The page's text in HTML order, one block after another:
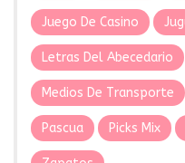
Juego De Casino
Letras Del Abecedario
Medios De Transporte
Pascua Picks Mix